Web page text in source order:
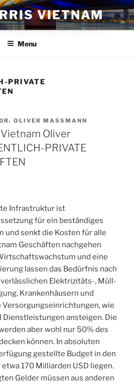
VIETNAM
Menu
PRIVATE
OLIVER MASSMANN
Oliver
PRIVATE
Infrastruktur ist
für ein beständiges
und senkt die Kosten für alle
Geschäften nachgehen
und eine
lassen das Bedürfnis nach
Elektrizitäts-, Müll-
Krankenhäusern und
wie
Dienstleistungen ansteigen. Die
aber wohl nur 50% des
können. In absoluten
gestellte Budget in den
170 Milliarden USD liegen.
Gelder müssen aus anderen